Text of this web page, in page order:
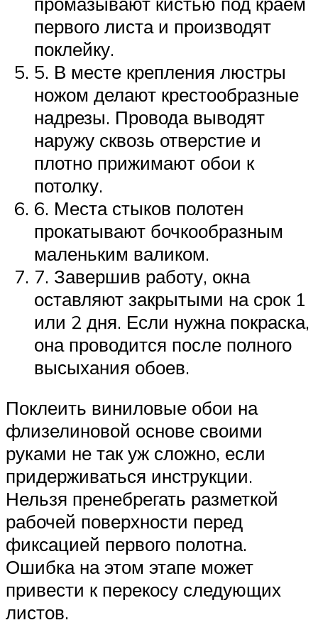
первого листа и производят
поклейку.
5. В месте крепления люстры
ножом делают крестообразные
надрезы. Провода выводят
наружу сквозь отверстие и
плотно прижимают обои к
потолку.
6. Места стыков полотен
прокатывают бочкообразным
маленьким валиком.
7. Завершив работу, окна
оставляют закрытыми на срок 1
или 2 дня. Если нужна покраска,
она проводится после полного
высыхания обоев.
Поклеить виниловые обои на
флизелиновой основе своими
руками не так уж сложно, если
придерживаться инструкции.
Нельзя пренебрегать разметкой
рабочей поверхности перед
фиксацией первого полотна.
Ошибка на этом этапе может
привести к перекосу следующих
листов.